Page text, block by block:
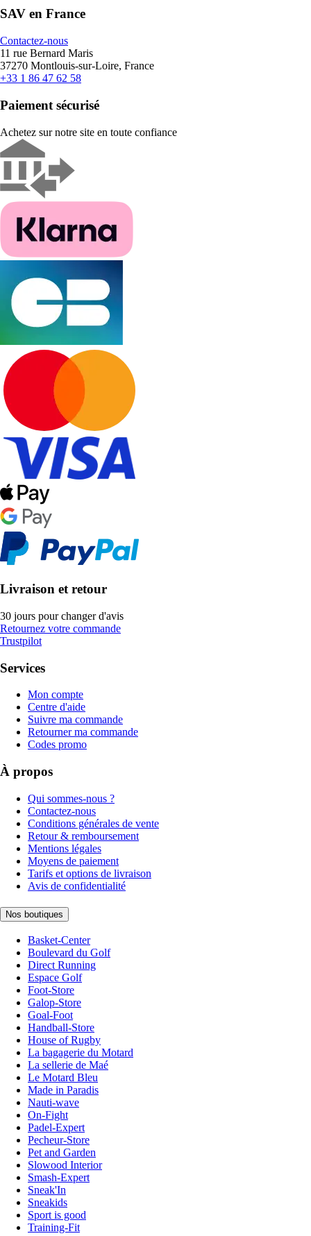
SAV en France
Contactez-nous
11 rue Bernard Maris
37270 Montlouis-sur-Loire, France
+33 1 86 47 62 58
Paiement sécurisé
Achetez sur notre site en toute confiance
Livraison et retour
30 jours pour changer d'avis
Retournez votre commande
Trustpilot
Services
Mon compte
Centre d'aide
Suivre ma commande
Retourner ma commande
Codes promo
À propos
Qui sommes-nous ?
Contactez-nous
Conditions générales de vente
Retour & remboursement
Mentions légales
Moyens de paiement
Tarifs et options de livraison
Avis de confidentialité
Nos boutiques
Basket-Center
Boulevard du Golf
Direct Running
Espace Golf
Foot-Store
Galop-Store
Goal-Foot
Handball-Store
House of Rugby
La bagagerie du Motard
La sellerie de Maé
Le Motard Bleu
Made in Paradis
Nauti-wave
On-Fight
Padel-Expert
Pecheur-Store
Pet and Garden
Slowood Interior
Smash-Expert
Sneak'In
Sneakids
Sport is good
Training-Fit